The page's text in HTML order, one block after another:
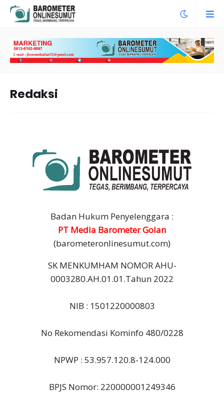
Redaksi
Badan Hukum Penyelenggara :
PT Media Barometer Golan
(barometeronlinesumut.com)
SK MENKUMHAM NOMOR AHU-
0003280.AH.01.01.Tahun 2022
NIB : 1501220000803
No Rekomendasi Kominfo 480/0228
NPWP : 53.957.120.8-124.000
BPJS Nomor: 220000001249346